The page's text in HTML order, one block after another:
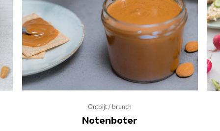
Ontbijt / brunch
Notenboter